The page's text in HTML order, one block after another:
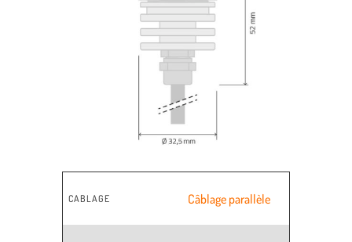
CABLAGE Câblage parallèle